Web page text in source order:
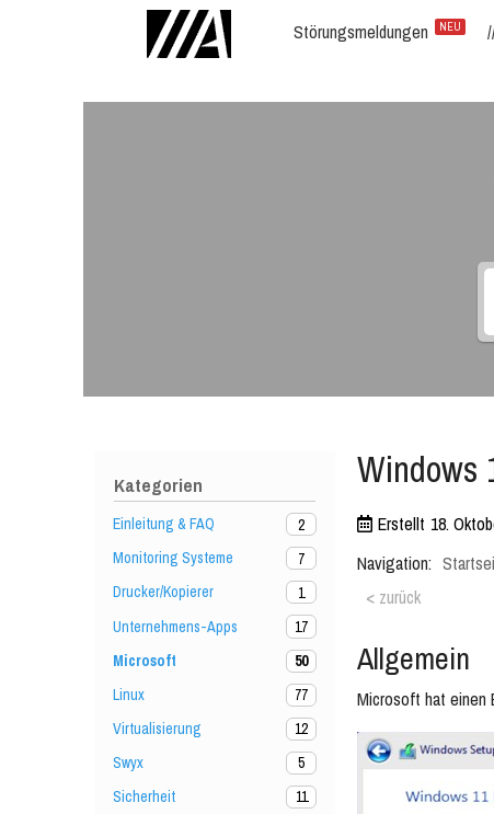
Störungsmeldungen NEU
Kategorien
Einleitung & FAQ
2
Monitoring Systeme
7
Drucker/Kopierer
1
Unternehmens-Apps
17
Microsoft
50
Linux
77
Virtualisierung
12
Swyx
5
Sicherheit
11
Windows
Erstellt 18.
Navigation:
< zurück
Allgemein
Microsoft hat einen